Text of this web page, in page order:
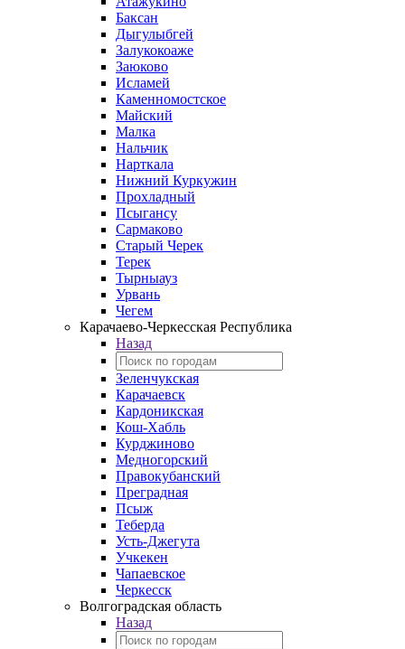
Баксан
Дыгулыбгей
Залукокоаже
Заюково
Исламей
Каменномостское
Майский
Малка
Нальчик
Нарткала
Нижний Куркужин
Прохладный
Псыгансу
Сармаково
Старый Черек
Терек
Тырныауз
Урвань
Чегем
Карачаево-Черкесская Республика
Назад
Зеленчукская
Карачаевск
Кардоникская
Кош-Хабль
Курджиново
Медногорский
Правокубанский
Преградная
Псыж
Теберда
Усть-Джегута
Учкекен
Чапаевское
Черкесск
Волгоградская область
Назад